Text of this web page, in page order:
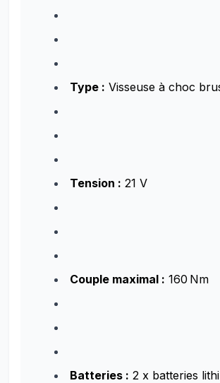
Type : Visseuse à choc
Tension : 21 V
Couple maximal : 160 Nm
Batteries : 2 x batteries